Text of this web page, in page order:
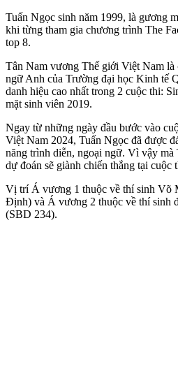
Tuấn Ngọc sinh năm 1999, là gương
khi từng tham gia chương trình The
top 8.
Tân Nam vương Thế giới Việt Nam là
ngữ Anh của Trường đại học Kinh tế
danh hiệu cao nhất trong 2 cuộc thi:
mặt sinh viên 2019.
Ngay từ những ngày đầu bước vào
Việt Nam 2024, Tuấn Ngọc đã được
năng trình diễn, ngoại ngữ. Vì vậy
dự đoán sẽ giành chiến thắng tại cuộc
Vị trí Á vương 1 thuộc về thí sinh Võ
Định) và Á vương 2 thuộc về thí sinh
(SBD 234).